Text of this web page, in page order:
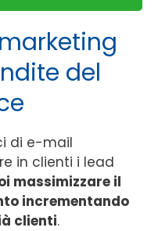
del
di e-mail
in clienti i lead
massimizzare il
incrementando
clienti.